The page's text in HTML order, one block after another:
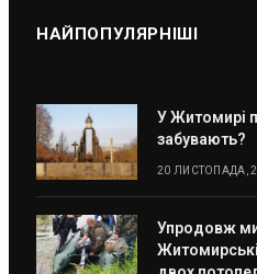
НАЙПОПУЛЯРНІШІ
У Житомирі
забувають?
20 ЛИСТОПАДА,
Упродовж